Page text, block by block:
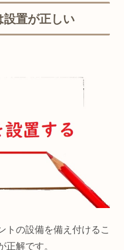
設置が正しい
トの設備を備え付けるこ
正解です。